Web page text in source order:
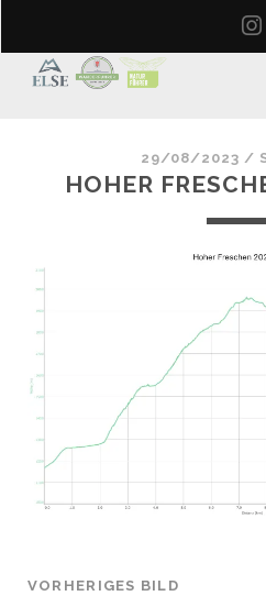
29/08/2023 /
HOHER
VORHERIGES BILD